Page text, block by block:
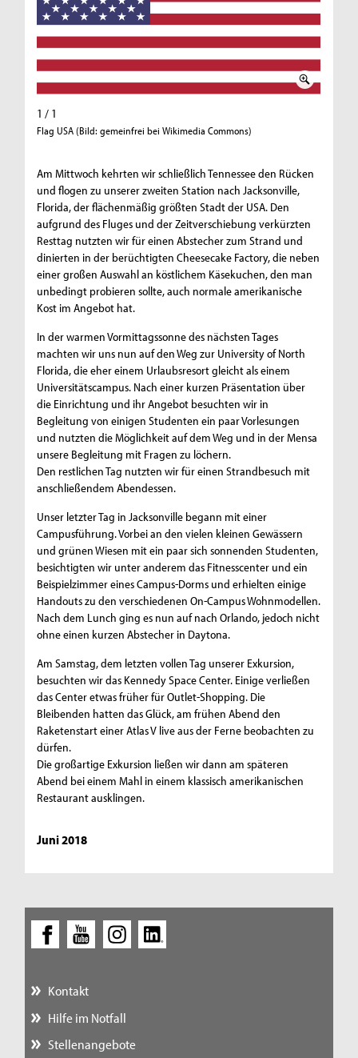
1 / 1
Flag USA (Bild: gemeinfrei bei Wikimedia Commons)
Am Mittwoch kehrten wir schließlich Tennessee den Rücken
und flogen zu unserer zweiten Station nach Jacksonville,
Florida, der flächenmäßig größten Stadt der USA. Den
aufgrund des Fluges und der Zeitverschiebung verkürzten
Resttag nutzten wir für einen Abstecher zum Strand und
dinierten in der berüchtigten Cheesecake Factory, die neben
einer großen Auswahl an köstlichem Käsekuchen, den man
unbedingt probieren sollte, auch normale amerikanische
Kost im Angebot hat.
In der warmen Vormittagssonne des nächsten Tages
machten wir uns nun auf den Weg zur University of North
Florida, die eher einem Urlaubsresort gleicht als einem
Universitätscampus. Nach einer kurzen Präsentation über
die Einrichtung und ihr Angebot besuchten wir in
Begleitung von einigen Studenten ein paar Vorlesungen
und nutzten die Möglichkeit auf dem Weg und in der Mensa
unsere Begleitung mit Fragen zu löchern.
Den restlichen Tag nutzten wir für einen Strandbesuch mit
anschließendem Abendessen.
Unser letzter Tag in Jacksonville begann mit einer
Campusführung. Vorbei an den vielen kleinen Gewässern
und grünen Wiesen mit ein paar sich sonnenden Studenten,
besichtigten wir unter anderem das Fitnesscenter und ein
Beispielzimmer eines Campus-Dorms und erhielten einige
Handouts zu den verschiedenen On-Campus Wohnmodellen.
Nach dem Lunch ging es nun auf nach Orlando, jedoch nicht
ohne einen kurzen Abstecher in Daytona.
Am Samstag, dem letzten vollen Tag unserer Exkursion,
besuchten wir das Kennedy Space Center. Einige verließen
das Center etwas früher für Outlet-Shopping. Die
Bleibenden hatten das Glück, am frühen Abend den
Raketenstart einer Atlas V live aus der Ferne beobachten zu
dürfen.
Die großartige Exkursion ließen wir dann am späteren
Abend bei einem Mahl in einem klassisch amerikanischen
Restaurant ausklingen.
Juni 2018
Kontakt
Hilfe im Notfall
Stellenangebote